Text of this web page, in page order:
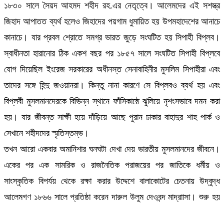
১৮৩০ সালে সৈয়দ আহমদ শহীদ রহ.এর নেতৃত্বে। আলেমদের এই সশস্ত্র
জিহাদ আপাতত ব্যর্থ হলেও জিহাদের পয়গাম ধুমায়িত হয় উপমহাদেশের আনাচে
কানাচে। যার প্রবল শ্রোতে সমগ্র ভারত জুড়ে সংঘটিত হয় সিপাহী বিপ্লব।
স্বাধীনতা হারানোর ঠিক একশ বছর পর ১৮৫৭ সালে সংঘটিত সিপাহী বিপ্লবে
যোগ দিয়েছিল ইংরেজ সরকারের অধীনস্ত সেনাবাহিনীর মুসলিম সিপাহীরা এবং
তাদের সঙ্গে হিন্দু জওয়ানরা। কিন্তু নানা কারণে সে বিপ্লবও ব্যর্থ হয় এবং
বিপ্লবী মুসলমানদেরকে বিভিন্ন স্থানে ফাঁসিকাষ্ঠে ঝুলিয়ে নৃশংসভাবে দমন করা
হয়। যার জীবন্ত সাক্ষী হয়ে দাঁড়িয়ে আছে পুরান ঢাকার বাহাদুর শাহ পার্ক ও
সেখানে শহীদদের স্মৃতিস্তম্ভ।
তখন আরো একবার অমানিশার ঘনঘটা দেখা দেয় ভারতীয় মুসলমানদের জীবনে।
একের পর এক সামরিক ও রাজনৈতিক পরাজয়ের পর জাতিকে ধর্মীয় ও
সাংস্কৃতিক বিপর্যয় থেকে রক্ষা করার উদ্দেশে বালাকোটের চেতনায় উদ্বুদ্ধ
আলেমগণ ১৮৬৬ সালে প্রতিষ্ঠা করেন দারুল উলুম দেওবন্দ মাদ্রাাসা। শুরু হয়